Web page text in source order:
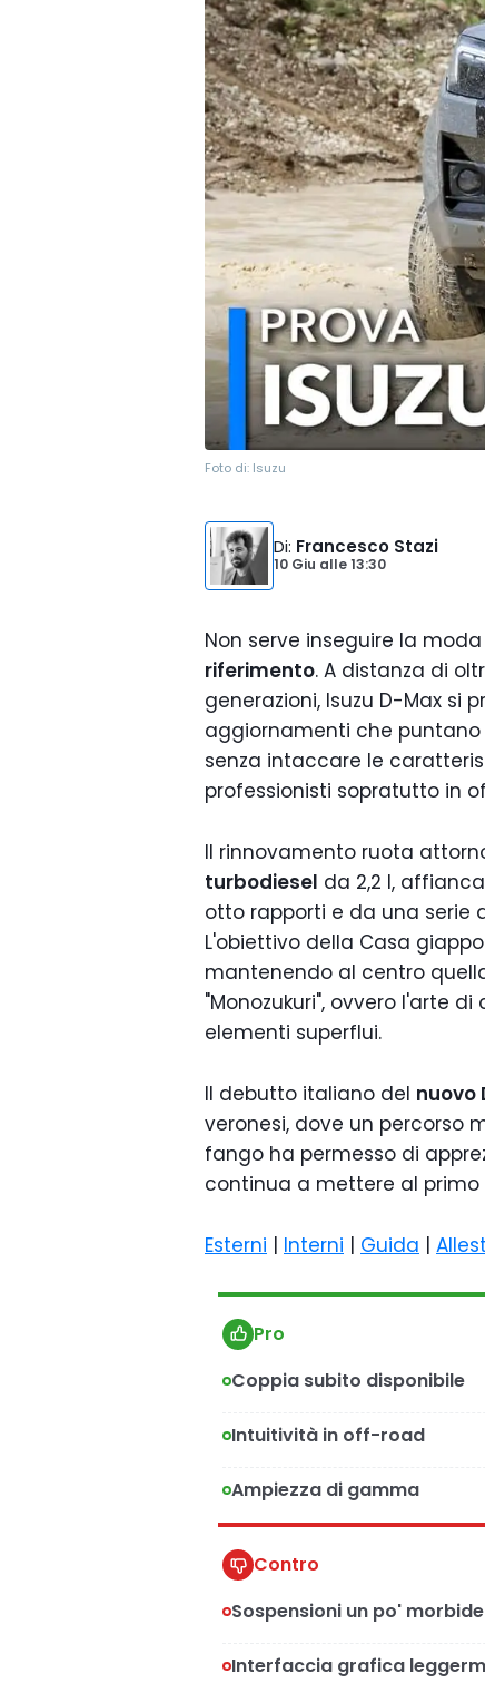
Foto di: Isuzu
Di: Francesco Stazi
10 Giu alle13:30
Non serve inseguire la
riferimento. A distanza di
generazioni, Isuzu D-Max si
aggiornamenti che
senza intaccare le
professionisti sopratutto in
Il rinnovamento ruota
turbodiesel da 2,2 l,
otto rapporti e da una serie
L'obiettivo della Casa
mantenendo al centro
"Monozukuri", ovvero l'arte
elementi superflui.
Il debutto italiano del nuovo
veronesi, dove un percorso
fango ha permesso di
continua a mettere al
Esterni | Interni | Guida |
Pro
Coppia subito disponibile
Intuitività in off-road
Ampiezza di gamma
Contro
Sospensioni un po'
Interfaccia grafica